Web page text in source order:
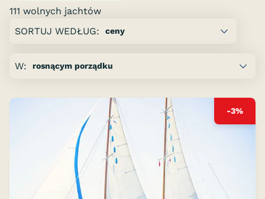
111 wolnych jachtów
Strona:
od
następna
SORTUJ WEDŁUG:
W:
-3%